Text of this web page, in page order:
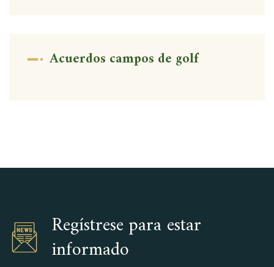
Acuerdos campos de golf
Regístrese para estar
informado